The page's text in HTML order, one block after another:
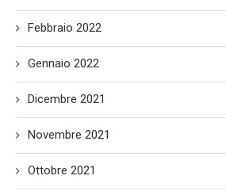
Febbraio 2022
Gennaio 2022
Dicembre 2021
Novembre 2021
Ottobre 2021